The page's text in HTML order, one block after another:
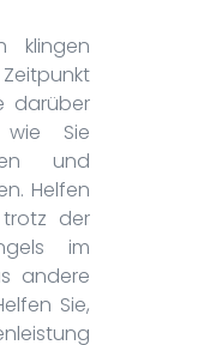
klingen
darüber
wie Sie
und
Helfen
der
im
andere
Sie,